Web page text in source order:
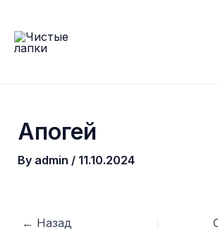
content
Апогей
By admin / 11.10.2024
Post
← Назад